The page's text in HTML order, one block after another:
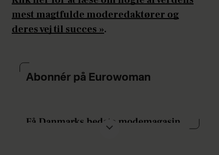
mest magtfulde moderedaktører og
deres vej til succes ».
Abonnér på Eurowoman
Få Danmarks bedste modemagasin